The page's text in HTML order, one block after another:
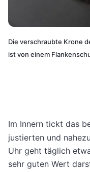
Die verschraubte Krone
ist von einem
Im Innern tickt das
justierten und
Uhr geht täglich
sehr guten Wert